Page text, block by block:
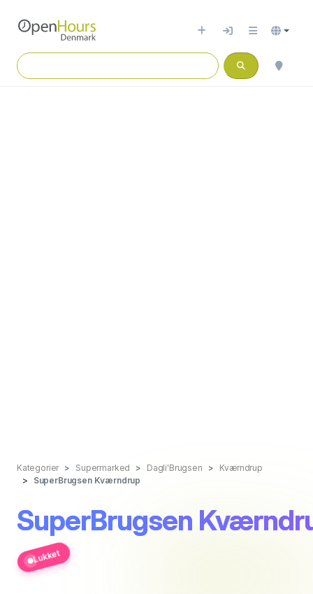
Kategorier Supermarked Dagli'Brugsen
Kværndrup
SuperBrugsen Kværndrup
SuperBrugsen
Lukket